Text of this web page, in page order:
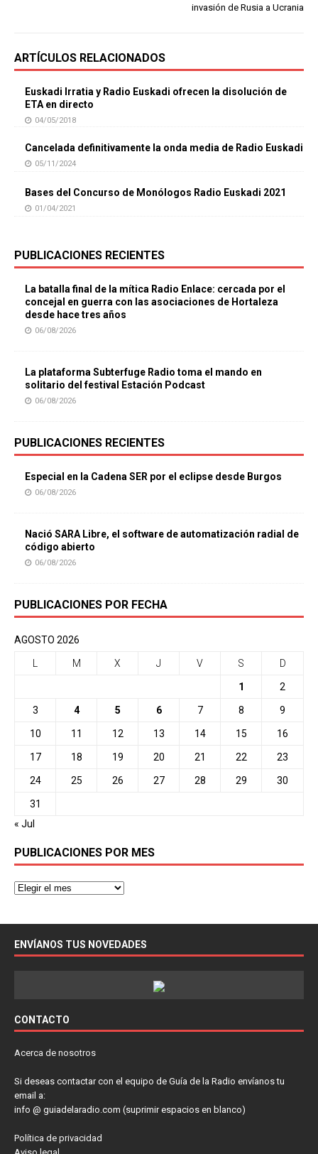
invasión de Rusia a Ucrania
ARTÍCULOS RELACIONADOS
Euskadi Irratia y Radio Euskadi ofrecen la disolución de
ETA en directo
04/05/2018
Cancelada definitivamente la onda media de Radio Euskadi
05/11/2024
Bases del Concurso de Monólogos Radio Euskadi 2021
01/04/2021
PUBLICACIONES RECIENTES
La batalla final de la mítica Radio Enlace: cercada por el
concejal en guerra con las asociaciones de Hortaleza
desde hace tres años
06/08/2026
La plataforma Subterfuge Radio toma el mando en
solitario del festival Estación Podcast
06/08/2026
PUBLICACIONES RECIENTES
Especial en la Cadena SER por el eclipse desde Burgos
06/08/2026
Nació SARA Libre, el software de automatización radial de
código abierto
06/08/2026
PUBLICACIONES POR FECHA
AGOSTO 2026
M X J V S D
1 2
3 4 5 6 7 8 9
10 11 12 13 14 15 16
17 18 19 20 21 22 23
24 25 26 27 28 29 30
31
« Jul
PUBLICACIONES POR MES
ENVÍANOS TUS NOVEDADES
CONTACTO
Acerca de nosotros
Si deseas contactar con el equipo de Guía de la Radio envíanos tu
email a:
info @ guiadelaradio.com (suprimir espacios en blanco)
Política de privacidad